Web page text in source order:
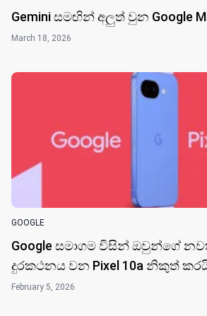
Gemini සමඟින් අලුත් වුන Google
March 18, 2026
GOOGLE
Google සමාගම විසින් ඔවුන්ගේ
දුරකථනය වන Pixel 10a නිකුත්
February 5, 2026